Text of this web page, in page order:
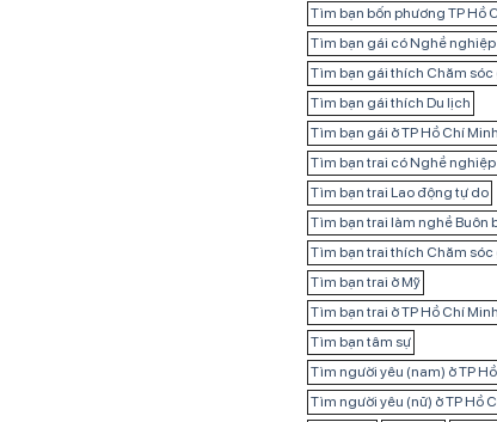
Tìm bạn bốn phương TP Hồ
Tìm bạn gái có Nghề
Tìm bạn gái thích Chăm
Tìm bạn gái thích Du lịch
Tìm bạn gái ở TP Hồ Chí Minh
Tìm bạn trai có Nghề
Tìm bạn trai Lao động tự do
Tìm bạn trai làm nghề Buôn
Tìm bạn trai thích Chăm
Tìm bạn trai ở Mỹ
Tìm bạn trai ở TP Hồ Chí Minh
Tìm bạn tâm sự
Tìm người yêu (nam) ở TP
Tìm người yêu (nữ) ở TP Hồ